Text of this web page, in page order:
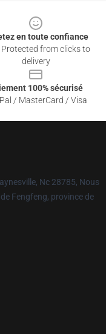
en toute confiance
from clicks to
delivery
100% sécurisé
/ MasterCard / Visa
Nc 28785, Nous
Fengfeng, province de